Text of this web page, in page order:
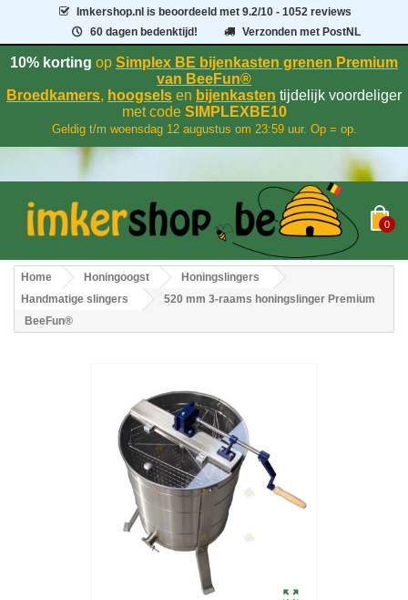
Imkershop.nl is beoordeeld met9.2/10 - 1052 reviews
60 dagen bedenktijd!
Verzonden met PostNL
10% korting op Simplex BE bijenkasten grenen Premium
van BeeFun®
Broedkamers, hoogsels en bijenkasten tijdelijk voordeliger
met codeSIMPLEXBE10
Geldig t/m woensdag 12 augustus om 23:59 uur. Op = op.
0
Home Honingoogst
Honingslingers
Handmatige slingers
520 mm 3-raams honingslinger Premium
BeeFun®